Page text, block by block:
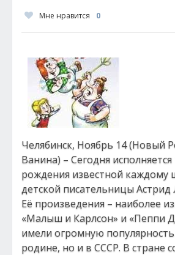
Мне нравится 0
Челябинск, Ноябрь 14 (Новый
Ванина) – Сегодня исполняется
рождения известной каждому
детской писательницы Астрид
Её произведения – наиболее
«Малыш и Карлсон» и «Пеппи
имели огромную
родине, но и в СССР. В стране